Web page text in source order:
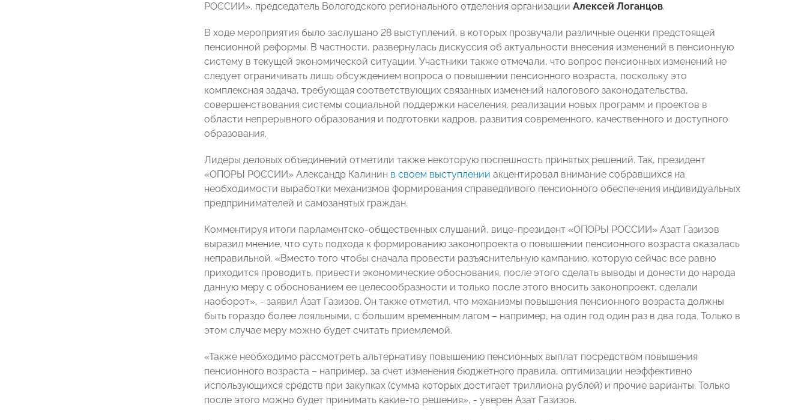
РОССИИ», председатель Вологодского регионального отделения организации Алексей Логанцов.
В ходе мероприятия было заслушано 28 выступлений, в которых прозвучали различные оценки предстоящей
пенсионной реформы. В частности, развернулась дискуссия об актуальности внесения изменений в пенсионную
систему в текущей экономической ситуации. Участники также отмечали, что вопрос пенсионных изменений не
следует ограничивать лишь обсуждением вопроса о повышении пенсионного возраста, поскольку это
комплексная задача, требующая соответствующих связанных изменений налогового законодательства,
совершенствования системы социальной поддержки населения, реализации новых программ и проектов в
области непрерывного образования и подготовки кадров, развития современного, качественного и доступного
образования.
Лидеры деловых объединений отметили также некоторую поспешность принятых решений. Так, президент
«ОПОРЫ РОССИИ» Александр Калинин в своем выступлении акцентировал внимание собравшихся на
необходимости выработки механизмов формирования справедливого пенсионного обеспечения индивидуальных
предпринимателей и самозанятых граждан.
Комментируя итоги парламентско-общественных слушаний, вице-президент «ОПОРЫ РОССИИ» Азат Газизов
выразил мнение, что суть подхода к формированию законопроекта о повышении пенсионного возраста оказалась
неправильной. «Вместо того чтобы сначала провести разъяснительную кампанию, которую сейчас все равно
приходится проводить, привести экономические обоснования, после этого сделать выводы и донести до народа
данную меру с обоснованием ее целесообразности и только после этого вносить законопроект, сделали
наоборот», - заявил Азат Газизов. Он также отметил, что механизмы повышения пенсионного возраста должны
быть гораздо более лояльными, с большим временным лагом – например, на один год один раз в два года. Только в
этом случае меру можно будет считать приемлемой.
«Также необходимо рассмотреть альтернативу повышению пенсионных выплат посредством повышения
пенсионного возраста – например, за счет изменения бюджетного правила, оптимизации неэффективно
использующихся средств при закупках (сумма которых достигает триллиона рублей) и прочие варианты. Только
после этого можно будет принимать какие-то решения», - уверен Азат Газизов.